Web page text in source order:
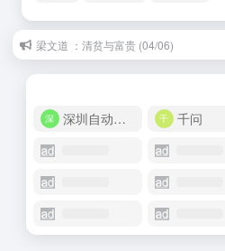
梁文道 ：清贫与富贵 (04/06)
深圳自动化商城
千问